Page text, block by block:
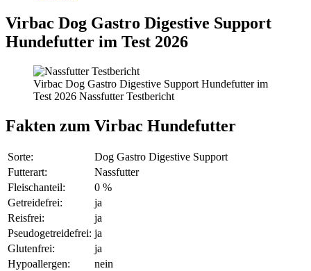
Virbac Dog Gastro Digestive Support
Hundefutter im Test 2026
Virbac Dog Gastro Digestive Support Hundefutter im
Test 2026 Nassfutter Testbericht
Fakten zum Virbac Hundefutter
Sorte:
Dog Gastro Digestive Support
Futterart:
Nassfutter
Fleischanteil:
0 %
Getreidefrei:
ja
Reisfrei:
ja
Pseudogetreidefrei: ja
Glutenfrei:
ja
Hypoallergen:
nein